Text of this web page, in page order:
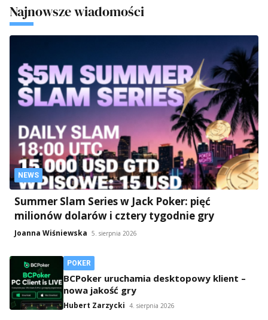
Najnowsze wiadomości
NEWS
Summer Slam Series w Jack Poker: pięć
milionów dolarów i cztery tygodnie gry
Joanna Wiśniewska 5. sierpnia 2026
POKER
BCPoker uruchamia desktopowy klient –
nowa jakość gry
Hubert Zarzycki 4. sierpnia 2026